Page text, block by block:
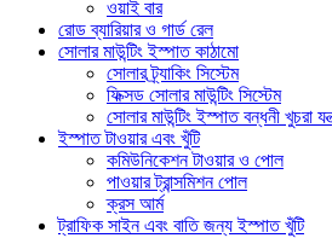
ওয়াই বার
রোড ব্যারিয়ার ও গার্ড রেল
সোলার মাউন্টিং ইস্পাত কাঠামো
সোলার ট্র্যাকিং সিস্টেম
ফিক্সড সোলার মাউন্টিং সিস্টেম
সোলার মাউন্টিং ইস্পাত বন্ধনী খুচরা
ইস্পাত টাওয়ার এবং খুঁটি
কমিউনিকেশন টাওয়ার ও পোল
পাওয়ার ট্রান্সমিশন পোল
ক্রস আর্ম
ট্রাফিক সাইন এবং বাতি জন্য ইস্পাত খুঁটি